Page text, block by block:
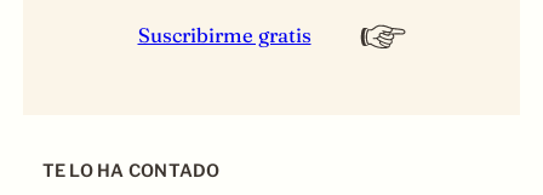
Suscribirme gratis
TE LO HA CONTADO